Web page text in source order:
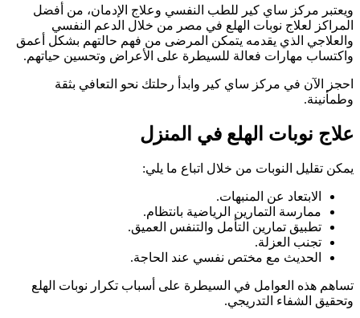
ويعتبر مركز ساي كير للطب النفسي وعلاج الإدمان، من أفضل
المراكز لعلاج نوبات الهلع في مصر من خلال الدعم النفسي
والعلاجي الذي يقدمه يتمكن المرضى من فهم حالتهم بشكل أعمق
واكتساب مهارات فعالة للسيطرة على الأعراض وتحسين حياتهم.
احجز الآن في مركز ساي كير وابدأ رحلتك نحو التعافي بثقة
وطمأنينة.
علاج نوبات الهلع في المنزل
يمكن تقليل النوبات من خلال اتباع ما يلي:
الابتعاد عن المنبهات.
ممارسة التمارين الرياضية بانتظام.
تطبيق تمارين التأمل والتنفس العميق.
تجنب العزلة.
الحديث مع مختص نفسي عند الحاجة.
تساهم هذه العوامل في السيطرة على أسباب تكرار نوبات الهلع
وتحقيق الشفاء التدريجي.